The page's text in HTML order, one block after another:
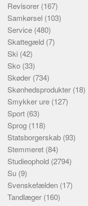
Revisorer (167)
Samkørsel (103)
Service (480)
Skattegæld (7)
Ski (42)
Sko (33)
Skøder (734)
Skønhedsprodukter (18)
Smykker ure (127)
Sport (63)
Sprog (118)
Statsborgerskab (93)
Stemmeret (84)
Studieophold (2794)
Su (9)
Svenskefælden (17)
Tandlæger (160)